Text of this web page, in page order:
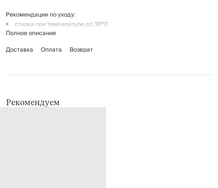
Рекомендации по уходу:
стирка при температуре до 30°C
не отбеливать
гладить при средней температуре (до 150°C)
Полное описание
Доставка
Оплата Возврат
Рекомендуем